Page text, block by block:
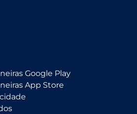
Google Play
App Store